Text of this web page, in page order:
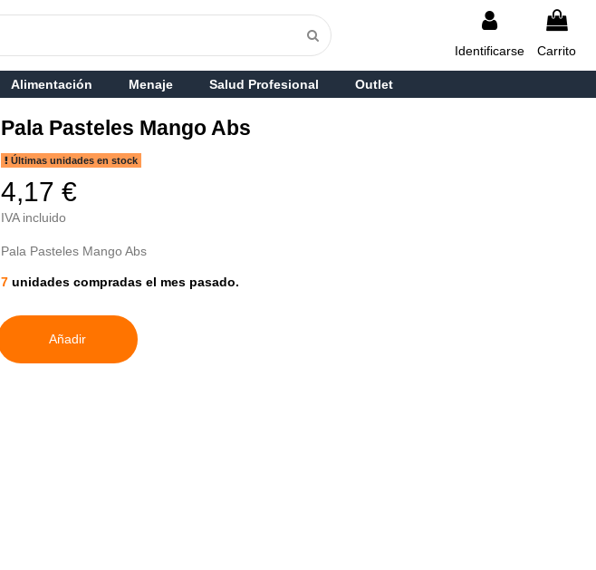
Identificarse Carrito
Alimentación Menaje Salud Profesional Outlet
Pala Pasteles Mango Abs
Últimas unidades en stock
4,17 €
IVA incluido
Pala Pasteles Mango Abs
7 unidades compradas el mes pasado.
Añadir